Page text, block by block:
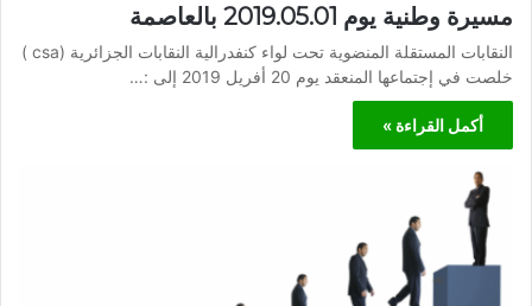
مسيرة وطنية يوم 2019.05.01 بالعاصمة
النقابات المستقلة المنضوية تحت لواء كنفدرالية النقابات الجزائرية (csa )
خلصت في إجتماعها المنعقد يوم 20 أفريل 2019 إلى :…
أكمل القراءة »